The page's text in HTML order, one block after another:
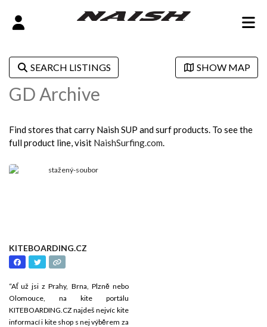
SEARCH LISTINGS SHOW MAP
GD Archive
Find stores that carry Naish SUP and surf products. To see the
full product line, visit NaishSurfing.com.
KITEBOARDING.CZ
“Ať už jsi z Prahy, Brna, Plzně nebo
Olomouce, na kite portálu
KITEBOARDING.CZ najdeš nejvíc kite
informací i kite shop s nej výběrem za